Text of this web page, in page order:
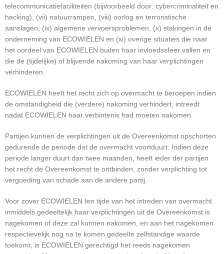
telecommunicatiefaciliteiten (bijvoorbeeld door: cybercriminaliteit en
hacking), (vii) natuurrampen, (viii) oorlog en terroristische
aanslagen, (ix) algemene vervoersproblemen, (x) stakingen in de
onderneming van ECOWIELEN en (xi) overige situaties die naar
het oordeel van ECOWIELEN buiten haar invloedssfeer vallen en
die de (tijdelijke) of blijvende nakoming van haar verplichtingen
verhinderen.
ECOWIELEN heeft het recht zich op overmacht te beroepen indien
de omstandigheid die (verdere) nakoming verhindert, intreedt
nadat ECOWIELEN haar verbintenis had moeten nakomen.
Partijen kunnen de verplichtingen uit de Overeenkomst opschorten
gedurende de periode dat de overmacht voortduurt. Indien deze
periode langer duurt dan twee maanden, heeft ieder der partijen
het recht de Overeenkomst te ontbinden, zonder verplichting tot
vergoeding van schade aan de andere partij.
Voor zover ECOWIELEN ten tijde van het intreden van overmacht
inmiddels gedeeltelijk haar verplichtingen uit de Overeenkomst is
nagekomen of deze zal kunnen nakomen, en aan het nagekomen
respectievelijk nog na te komen gedeelte zelfstandige waarde
toekomt, is ECOWIELEN gerechtigd het reeds nagekomen